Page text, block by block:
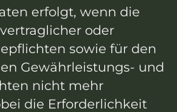
erfolgt, wenn die
oder
sowie für den
Gewährleistungs- und
nicht mehr
die Erforderlichkeit